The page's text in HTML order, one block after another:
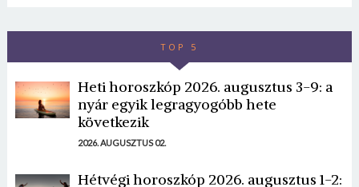
TOP 5
Heti horoszkóp 2026. augusztus 3-9: a
nyár egyik legragyogóbb hete
következik
2026. AUGUSZTUS 02.
Hétvégi horoszkóp 2026. augusztus 1-2: